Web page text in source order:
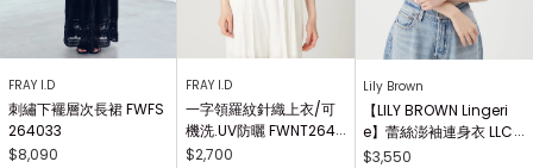
FRAY I.D
刺繡下襬層次長裙 FWFS
264033
$8,090
FRAY I.D
一字領羅紋針織上衣/可
機洗.UV防曬 FWNT2640
29
$2,700
Lily Brown
【LILY BROWN Lingeri
e】蕾絲澎袖連身衣 LLCO
262503
$3,550